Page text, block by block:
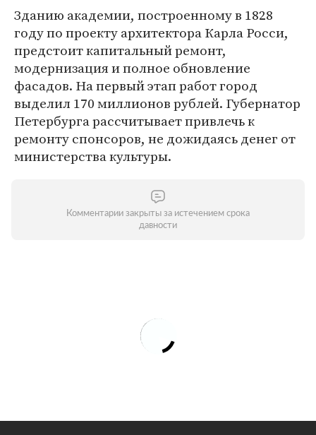
Зданию академии, построенному в 1828
году по проекту архитектора Карла Росси,
предстоит капитальный ремонт,
модернизация и полное обновление
фасадов. На первый этап работ город
выделил 170 миллионов рублей. Губернатор
Петербурга рассчитывает привлечь к
ремонту спонсоров, не дожидаясь денег от
министерства культуры.
Комментарии закрыты за истечением срока
давности